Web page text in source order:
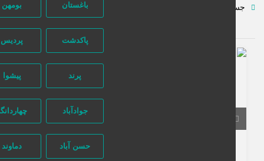
باغستان بومهن
پاکدشت پردیس
پیشوا
جوادآباد چهاردانگه
حسن آباد دماوند
جستجو پیشرفته
خراسان رضوی